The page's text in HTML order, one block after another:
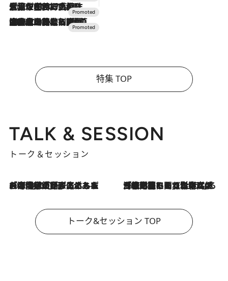
2026.7.17
「土佐和ハーブかき氷」がOMO7高知に登場！生姜、山椒、大葉など目にも舌にも涼を呼ぶ郷土の味
2026.7.10
NEW OPEN！【界 草津】名湯の地に誕生。趣の異なる2種の温泉と上州ならではの会席・蕎麦割烹など美食を味わう究極の癒やし旅
特集 TOP
TALK & SESSION
トーク＆セッション
2026.8.3
「今後値上げがあるとすれば…」「リスクがあるのは今年の冬」エネルギー専門家が語る、ホルムズ海峡封鎖が家庭にもたらす“ある心配” 2026.8.3
「住宅建てられない…」「サーチャージ料の高値が続いている」ホルムズ海峡封鎖による影響はいつまで続く？《エネルギー専門家に聞く“どうなる日本の暮らし”》
トーク&セッション TOP